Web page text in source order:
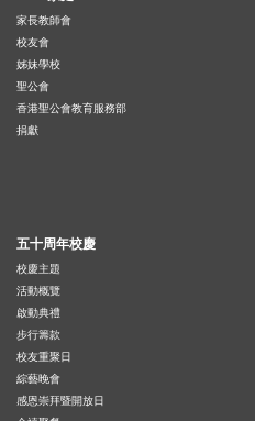
家長教師會
校友會
姊妹學校
聖公會
香港聖公會教育服務部
捐獻
五十周年校慶
校慶主題
活動概覽
啟動典禮
步行籌款
校友重聚日
綜藝晚會
感恩崇拜暨開放日